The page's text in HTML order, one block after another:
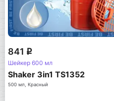
841 q
Шейкер 600 мл
Shaker 3in1 TS1352
500 мл, Красный